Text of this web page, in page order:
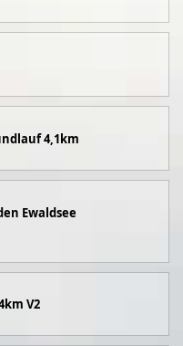
4,1km
Ewaldsee
V2